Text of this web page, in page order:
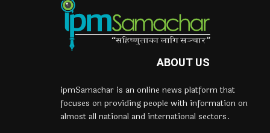
ABOUT US
ipmSamachar is an online news platform that
focuses on providing people with information on
almost all national and international sectors.